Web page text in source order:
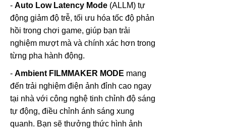
- Auto Low Latency Mode (ALLM) tự
động giảm độ trễ, tối ưu hóa tốc độ phản
hồi trong chơi game, giúp bạn trải
nghiệm mượt mà và chính xác hơn trong
từng pha hành động.
- Ambient FILMMAKER MODE mang
đến trải nghiệm điện ảnh đỉnh cao ngay
tại nhà với công nghệ tinh chỉnh độ sáng
tự động, điều chỉnh ánh sáng xung
quanh. Bạn sẽ thưởng thức hình ảnh